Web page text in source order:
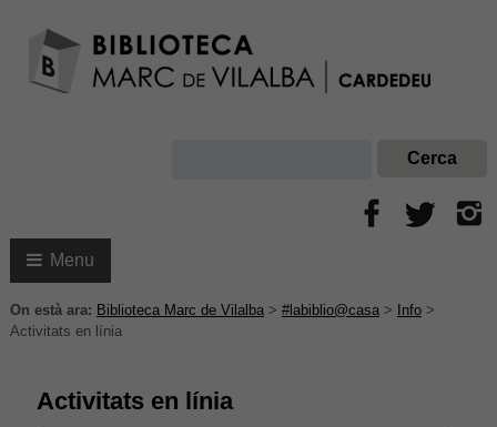
Menu
On està ara: Biblioteca Marc de Vilalba> #labiblio@casa> Info>
Activitats en línia
Activitats en línia